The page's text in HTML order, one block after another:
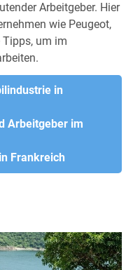
Arbeitgeber. Hier
wie Peugeot,
Tipps, um im
in
Arbeitgeber im
Frankreich